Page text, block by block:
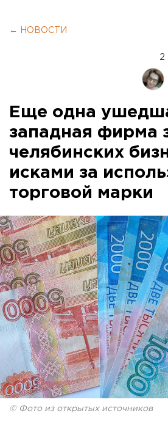
← НОВОСТИ
2
Еще одна
западная фирма
челябинских
исками за
торговой марки
© Фото из открытых источников